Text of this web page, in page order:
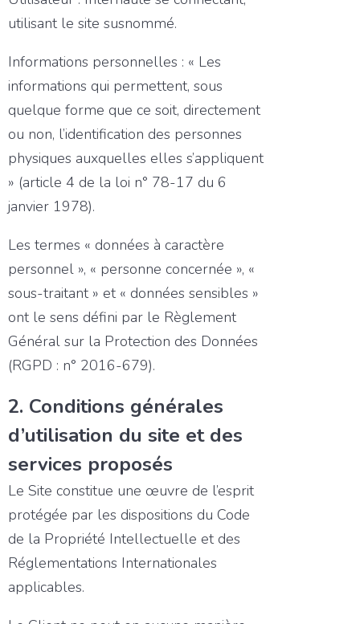
utilisant le site susnommé.
Informations personnelles : « Les
informations qui permettent, sous
quelque forme que ce soit, directement
ou non, l’identification des personnes
physiques auxquelles elles s’appliquent
» (article 4 de la loi n° 78-17 du 6
janvier 1978).
Les termes « données à caractère
personnel », « personne concernée », «
sous-traitant » et « données sensibles »
ont le sens défini par le Règlement
Général sur la Protection des Données
(RGPD : n° 2016-679).
2. Conditions générales
d’utilisation du site et des
services proposés
Le Site constitue une œuvre de l’esprit
protégée par les dispositions du Code
de la Propriété Intellectuelle et des
Réglementations Internationales
applicables.